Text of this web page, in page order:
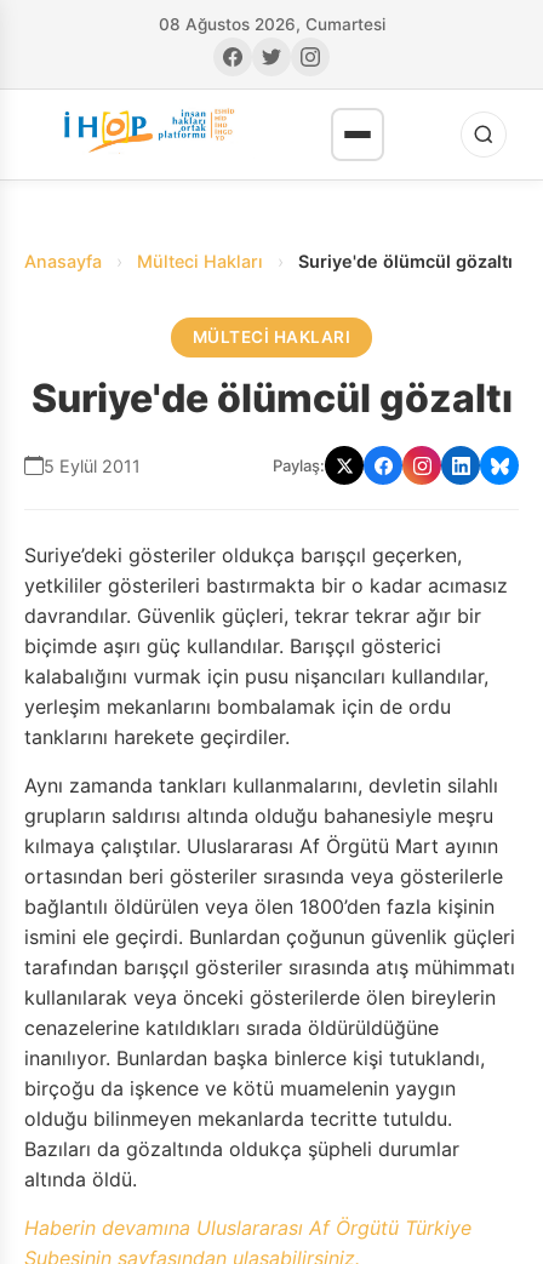
08 Ağustos 2026, Cumartesi
Anasayfa › Mülteci Hakları › Suriye'de ölümcül gözaltı
MÜLTECI HAKLARI
Suriye'de ölümcül gözaltı
5 Eylül 2011 Paylaş:
Suriye’deki gösteriler oldukça barışçıl geçerken,
yetkililer gösterileri bastırmakta bir o kadar acımasız
davrandılar. Güvenlik güçleri, tekrar tekrar ağır bir
biçimde aşırı güç kullandılar. Barışçıl gösterici
kalabalığını vurmak için pusu nişancıları kullandılar,
yerleşim mekanlarını bombalamak için de ordu
tanklarını harekete geçirdiler.
Aynı zamanda tankları kullanmalarını, devletin silahlı
grupların saldırısı altında olduğu bahanesiyle meşru
kılmaya çalıştılar. Uluslararası Af Örgütü Mart ayının
ortasından beri gösteriler sırasında veya gösterilerle
bağlantılı öldürülen veya ölen 1800’den fazla kişinin
ismini ele geçirdi. Bunlardan çoğunun güvenlik güçleri
tarafından barışçıl gösteriler sırasında atış mühimmatı
kullanılarak veya önceki gösterilerde ölen bireylerin
cenazelerine katıldıkları sırada öldürüldüğüne
inanılıyor. Bunlardan başka binlerce kişi tutuklandı,
birçoğu da işkence ve kötü muamelenin yaygın
olduğu bilinmeyen mekanlarda tecritte tutuldu.
Bazıları da gözaltında oldukça şüpheli durumlar
altında öldü.
Haberin devamına Uluslararası Af Örgütü Türkiye
Şubesinin sayfasından ulaşabilirsiniz.